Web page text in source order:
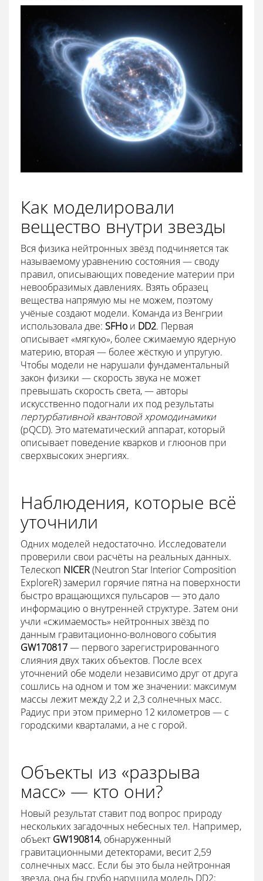
Как моделировали
вещество внутри звезды
Вся физика нейтронных звёзд подчиняется так
называемому уравнению состояния — своду
правил, описывающих поведение материи при
невообразимых давлениях. Взять образец
вещества напрямую мы не можем, поэтому
учёные создают модели. Команда из Венгрии
использовала две: SFHo и DD2. Первая
описывает «мягкую», более сжимаемую ядерную
материю, вторая — более жёсткую и упругую.
Чтобы модели не нарушали фундаментальный
закон физики — скорость звука не может
превышать скорость света, — авторы
искусственно подогнали их под результаты
пертурбативной квантовой хромодинамики
(pQCD). Это математический аппарат, который
описывает поведение кварков и глюонов при
сверхвысоких энергиях.
Наблюдения, которые всё
уточнили
Одних моделей недостаточно. Исследователи
проверили свои расчёты на реальных данных.
Телескоп NICER(Neutron Star Interior Composition
ExploreR) замерил горячие пятна на поверхности
быстро вращающихся пульсаров — это дало
информацию о внутренней структуре. Затем они
учли «сжимаемость» нейтронных звёзд по
данным гравитационно-волнового события
GW170817— первого зарегистрированного
слияния двух таких объектов. После всех
уточнений обе модели независимо друг от друга
сошлись на одном и том же значении: максимум
массы лежит между 2,2 и 2,3 солнечных масс.
Радиус при этом примерно 12 километров — с
городскими кварталами, а не с горой.
Объекты из «разрыва
масс» — кто они?
Новый результат ставит под вопрос природу
нескольких загадочных небесных тел. Например,
объект GW190814, обнаруженный
гравитационными детекторами, весит 2,59
солнечных масс. Если бы это была нейтронная
звезда, она бы грубо нарушила модель DD2: